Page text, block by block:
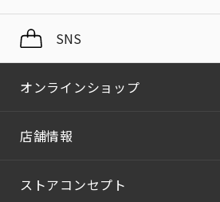
SNS
オンラインショップ
店舗情報
ストアコンセプト